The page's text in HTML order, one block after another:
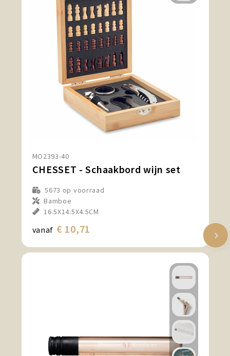
MO2393-40
CHESSET - Schaakbord wijn set
5673 op voorraad
Bamboe
16.5X14.5X4.5CM
vanaf € 10,71